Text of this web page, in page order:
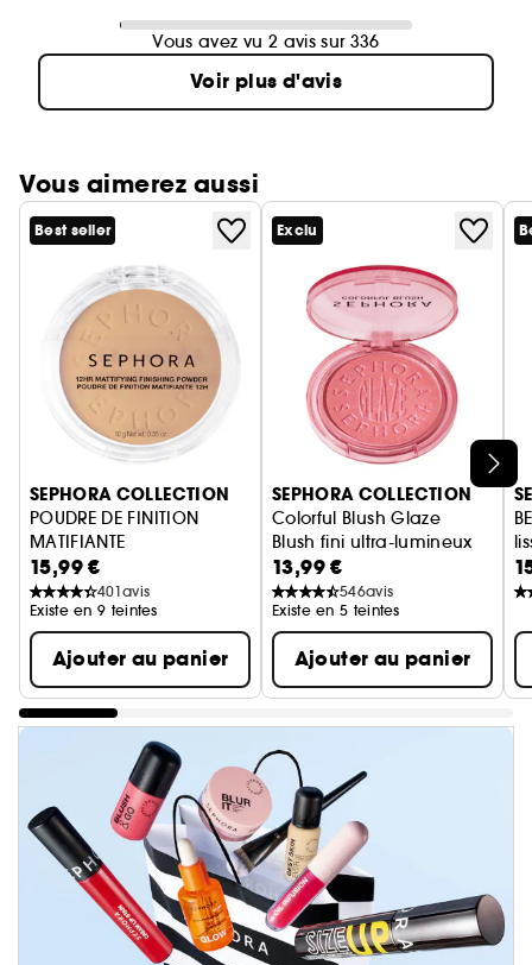
Vous avez vu 2 avis sur 336
Voir plus d'avis
Vous aimerez aussi
Ignorer le carrousel produits
Best seller
SEPHORA COLLECTION
POUDRE DE FINITION
MATIFIANTE
12H Poudre compacte matifiante
15,99 €
401avis
Existe en 9 teintes
Ajouter au panier
Exclu
SEPHORA COLLECTION
Colorful Blush Glaze
Blush fini ultra-lumineux
13,99 €
546avis
Existe en 5 teintes
Ajouter au panier